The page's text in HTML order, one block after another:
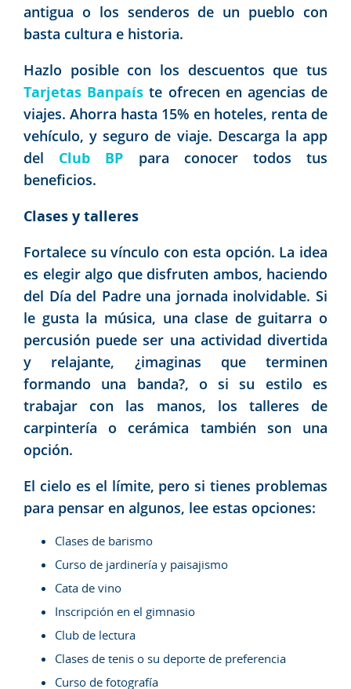
antigua o los senderos de un pueblo con
basta cultura e historia.
Hazlo posible con los descuentos que tus
Tarjetas Banpaís te ofrecen en agencias de
viajes. Ahorra hasta 15% en hoteles, renta de
vehículo, y seguro de viaje. Descarga la app
del Club BP
para conocer todos tus
beneficios.
Clases y talleres
Fortalece su vínculo con esta opción. La idea
es elegir algo que disfruten ambos, haciendo
del Día del Padre una jornada inolvidable. Si
le gusta la música, una clase de guitarra o
percusión puede ser una actividad divertida
y relajante, ¿imaginas que terminen
formando una banda?, o si su estilo es
trabajar con las manos, los talleres de
carpintería o cerámica también son una
opción.
El cielo es el límite, pero si tienes problemas
para pensar en algunos, lee estas opciones:
Clases de barismo
Curso de jardinería y paisajismo
Cata de vino
Inscripción en el gimnasio
Club de lectura
Clases de tenis o su deporte de preferencia
Curso de fotografía